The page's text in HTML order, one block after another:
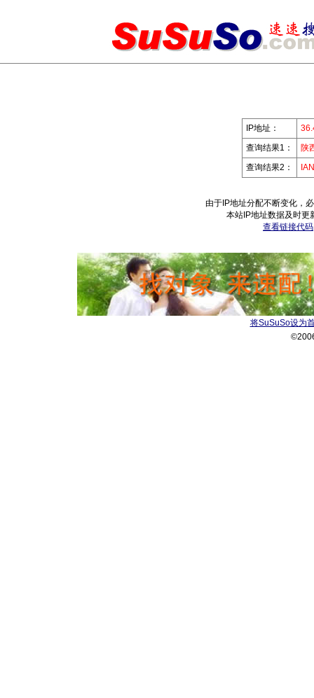
IP地址：
查询结果1：
陕
查询结果2：
由于IP地址分配不断变化，
本站IP地址数据及时更
查看链接代码
将SuSuSo设为